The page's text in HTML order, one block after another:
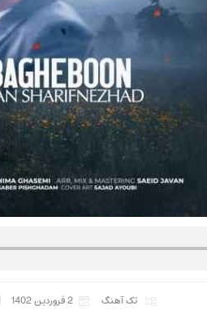
تک آهنگ 2 فروردین 1402